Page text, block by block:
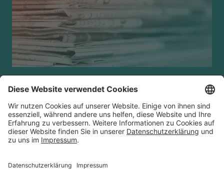
FAQ Kontakt
Cookies Datenschutz
Impressum